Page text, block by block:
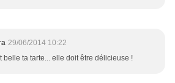
29/06/2014 10:22
belle ta tarte... elle doit être délicieuse !